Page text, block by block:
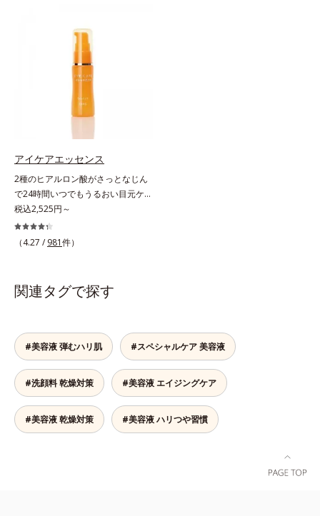
トフォンなどのデジタルデバイス。
その液晶画面が発するブルーライト
を浴び続けると、目元周りには青ク
マ・くすみ・乾燥が……。そこでデ
ジタルダメージの根本原因に着目
し、目元スッキリ(*4)・くすみケ
機能を兼ね備えた目元用美容液を開
発しました。保湿成分×マッサージ
乾燥をケアして目元スッキリ。さら
にワイルドタイムエキス(*5)が肌の
キメを整え、ブライトニングフィル
ター(*6)が光をコントロールして目
元のくすみを払い、透明感のある目
スティックをササッとすべらせるだ
キリします。スキンケアにもメイク
直しにも使える、デジタルデバイス
イテムです。*1 肌の乾燥、キメの
乱れ*2 メイク効果による*3 乾燥に
よる*4 マッサージ効果による*5 乾
燥によるくすみをケアする植物性保
アイケアエッセンス
2種のヒアルロン酸がさっとなじん
で24時間いつでもうるおい目元ケ
ア。メイクの上からもプラスオン
OK。「目元がカサつく、ハリがな
い、疲れて見える・・・」目元を見
てもデリケート。乾燥しやすく、エ
イジングサインが最初に出やすい部
からでも24時間使える美容液です。
2種類のヒアルロン酸が肌の外と内
から贅沢保湿。肌に素早くなじみ、
ここちよく肌を整えます。無油分だ
からこそ実現できたべたつかない使
いごこちで、つけた瞬間から、うる
おいとハリ感のある肌へ。目元はも
税込2,525円～
（4.27 / 981件）
関連タグで探す
#美容液 弾むハリ肌 #スペシャルケア 美容液
#洗顔料 乾燥対策 #美容液 エイジングケア
#美容液 乾燥対策 #美容液 ハリつや習慣